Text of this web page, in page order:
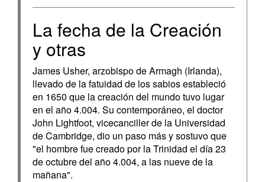
La fecha de la Creación
y otras
James Usher, arzobispo de Armagh (Irlanda),
llevado de la fatuidad de los sabios estableció
en 1650 que la creación del mundo tuvo lugar
en el año 4.004. Su contemporáneo, el doctor
John Lightfoot, vicecanciller de la Universidad
de Cambridge, dio un paso más y sostuvo que
"el hombre fue creado por la Trinidad el día 23
de octubre del año 4.004, a las nueve de la
mañana".